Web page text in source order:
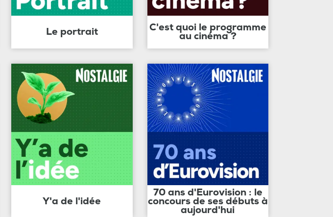
Le portrait C'est quoi le programme
au cinéma ?
Y'a de l'idée
70 ans d'Eurovision : le
concours de ses débuts à
aujourd'hui